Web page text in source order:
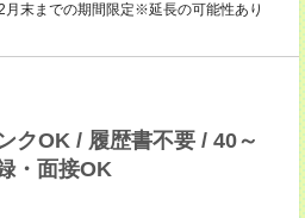
末までの期間限定※延長の可能性あり
クOK / 履歴書不要 / 40～
・面接OK